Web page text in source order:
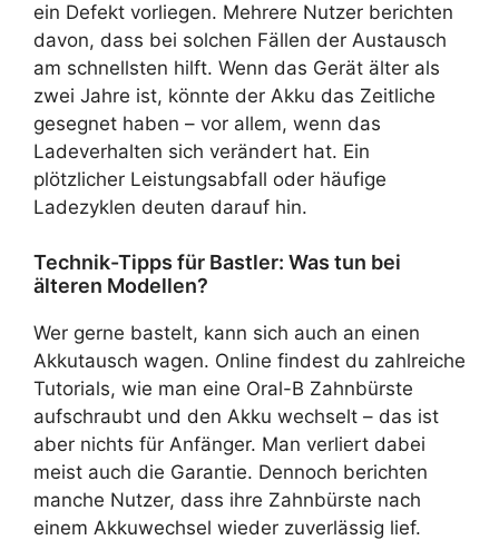
ein Defekt vorliegen. Mehrere Nutzer berichten
davon, dass bei solchen Fällen der Austausch
am schnellsten hilft. Wenn das Gerät älter als
zwei Jahre ist, könnte der Akku das Zeitliche
gesegnet haben – vor allem, wenn das
Ladeverhalten sich verändert hat. Ein
plötzlicher Leistungsabfall oder häufige
Ladezyklen deuten darauf hin.
Technik-Tipps für Bastler: Was tun bei
älteren Modellen?
Wer gerne bastelt, kann sich auch an einen
Akkutausch wagen. Online findest du zahlreiche
Tutorials, wie man eine Oral-B Zahnbürste
aufschraubt und den Akku wechselt – das ist
aber nichts für Anfänger. Man verliert dabei
meist auch die Garantie. Dennoch berichten
manche Nutzer, dass ihre Zahnbürste nach
einem Akkuwechsel wieder zuverlässig lief.